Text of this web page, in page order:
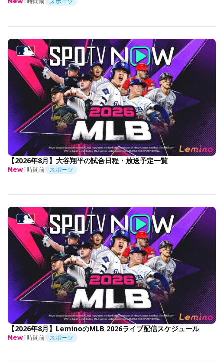
【2026年8月】大谷翔平の試合日程・放送予定一覧
New1時間前 スポーツ
【2026年8月】LeminoのMLB 2026ライブ配信スケジュール
New1時間前 スポーツ